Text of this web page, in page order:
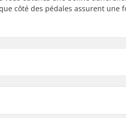
côté des pédales assurent une
Sealed